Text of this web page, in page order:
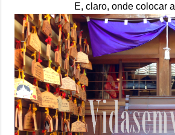
E, claro, onde colocar a